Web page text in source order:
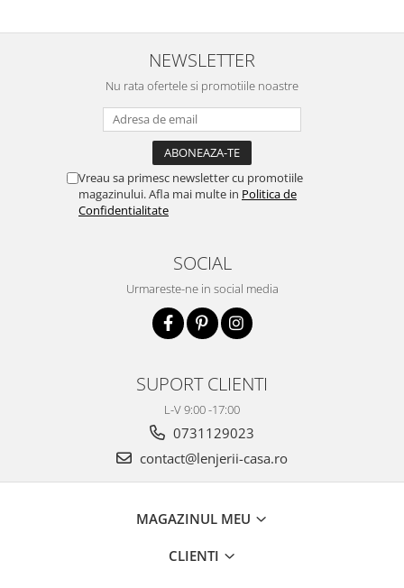
NEWSLETTER
Nu rata ofertele si promotiile noastre
Vreau sa primesc newsletter cu promotiile
magazinului. Afla mai multe in Politica de
Confidentialitate
SOCIAL
Urmareste-ne in social media
SUPORT CLIENTI
L-V 9:00 -17:00
0731129023
contact@lenjerii-casa.ro
MAGAZINUL MEU
CLIENTI